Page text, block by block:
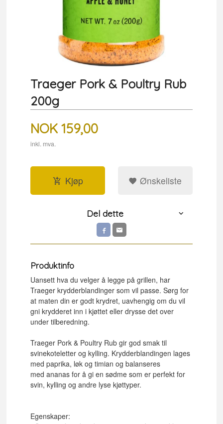
Traeger Pork & Poultry Rub
200g
NOK 159,00
inkl. mva.
Kjøp Ønskeliste
Del dette
Produktinfo
Uansett hva du velger å legge på grillen, har
Traeger krydderblandinger som vil passe. Sørg for
at maten din er godt krydret, uavhengig om du vil
gni krydderet inn i kjøttet eller drysse det over
under tilberedning.
Traeger Pork & Poultry Rub gir god smak til
svinekoteletter og kylling. Krydderblandingen lages
med paprika, løk og timian og balanseres
med ananas for å gi en sødme som er perfekt for
svin, kylling og andre lyse kjøttyper.
Egenskaper: